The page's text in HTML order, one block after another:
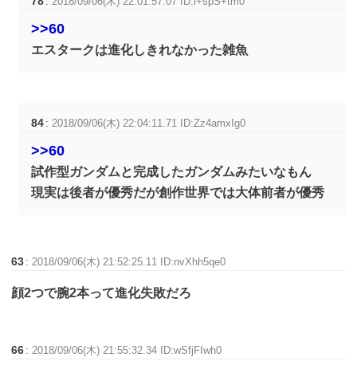
>>60
エスタークは進化しきれなかった雑魚
84 : 2018/09/06(木) 22:04:11.71 ID:Zz4amxIg0
>>60
試作型ガンダムと完成したガンダムみたいなもん
現実は後者が優秀だが創作世界では大体前者が優秀
63 : 2018/09/06(木) 21:52:25.11 ID:nvXhh5qe0
顔2つで腕2本って進化失敗だろ
66 : 2018/09/06(木) 21:55:32.34 ID:wSfjFIwh0